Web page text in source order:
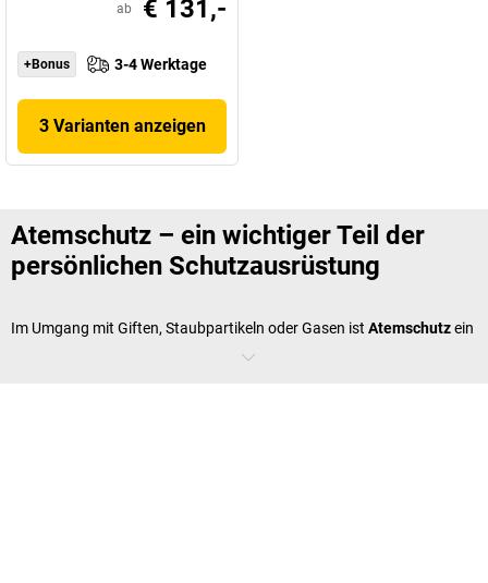
ab € 131,-
+Bonus 3-4 Werktage
3 Varianten anzeigen
Atemschutz – ein wichtiger Teil der
persönlichen Schutzausrüstung
Im Umgang mit Giften, Staubpartikeln oder Gasen ist Atemschutzein
obligatorischer Schutz vor gesundheitlichen Gefahren.